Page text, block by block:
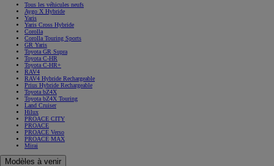
Tous les véhicules neufs
Aygo X Hybride
Yaris
Yaris Cross Hybride
Corolla
Corolla Touring Sports
GR Yaris
Toyota GR Supra
Toyota C-HR
Toyota C-HR+
RAV4
RAV4 Hybride Rechargeable
Prius Hybride Rechargeable
Toyota bZ4X
Toyota bZ4X Touring
Land Cruiser
Hilux
PROACE CITY
PROACE
PROACE Verso
PROACE MAX
Mirai
Modèles à venir